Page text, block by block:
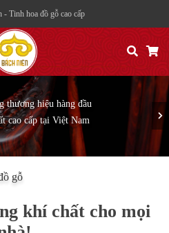
Tinh hoa đồ gỗ cao cấp
thương hiệu hàng đầu
cao cấp tại Việt Nam
gỗ
khí chất cho mọi